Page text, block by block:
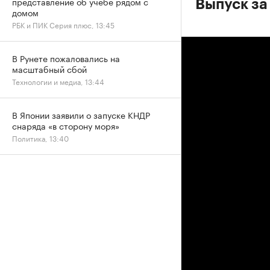
Выпуск
домом
РБК и ПИК Серия плюс, 13:45
В Рунете пожаловались на
масштабный сбой
Технологии и медиа, 13:44
В Японии заявили о запуске КНДР
снаряда «в сторону моря»
Политика, 13:40